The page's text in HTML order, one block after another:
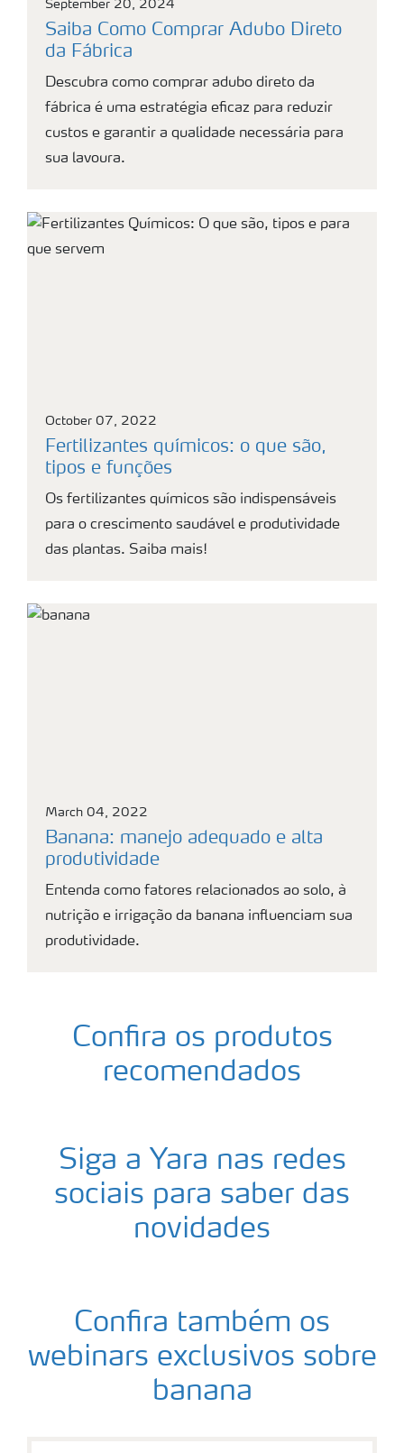
September 20, 2024
Saiba Como Comprar Adubo Direto
da Fábrica
Descubra como comprar adubo direto da
fábrica é uma estratégia eficaz para reduzir
custos e garantir a qualidade necessária para
sua lavoura.
October 07, 2022
Fertilizantes químicos: o que são,
tipos e funções
Os fertilizantes químicos são indispensáveis
para o crescimento saudável e produtividade
das plantas. Saiba mais!
March 04, 2022
Banana: manejo adequado e alta
produtividade
Entenda como fatores relacionados ao solo, à
nutrição e irrigação da banana influenciam sua
produtividade.
Confira os produtos
recomendados
Siga a Yara nas redes
sociais para saber das
novidades
Confira também os
webinars exclusivos sobre
banana